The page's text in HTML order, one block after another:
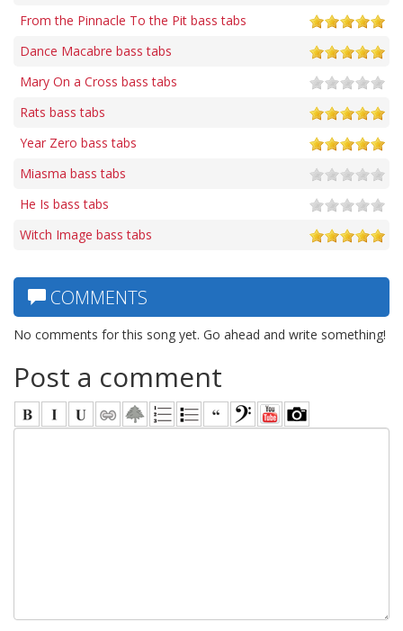
From the Pinnacle To the Pit bass tabs
Dance Macabre bass tabs
Mary On a Cross bass tabs
Rats bass tabs
Year Zero bass tabs
Miasma bass tabs
He Is bass tabs
Witch Image bass tabs
COMMENTS
No comments for this song yet. Go ahead and write something!
Post a comment